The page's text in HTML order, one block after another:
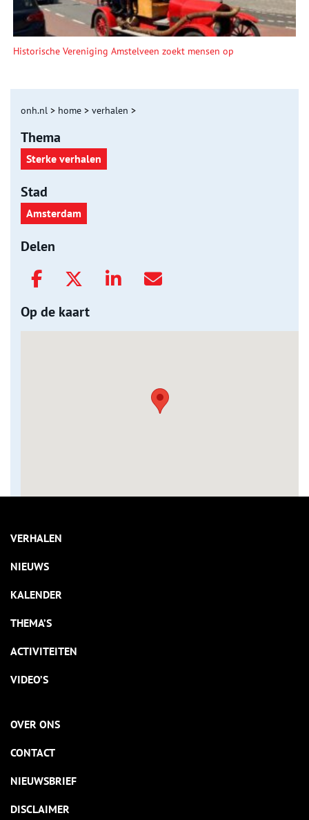
Historische Vereniging Amstelveen zoekt mensen op
onh.nl > home > verhalen >
Thema
Sterke verhalen
Stad
Amsterdam
Delen
Op de kaart
VERHALEN
NIEUWS
KALENDER
THEMA’S
ACTIVITEITEN
VIDEO’S
OVER ONS
CONTACT
NIEUWSBRIEF
DISCLAIMER